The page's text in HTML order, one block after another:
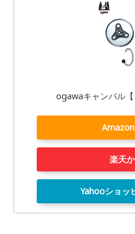
ogawaキャンパル【
楽天
Yahooショッ